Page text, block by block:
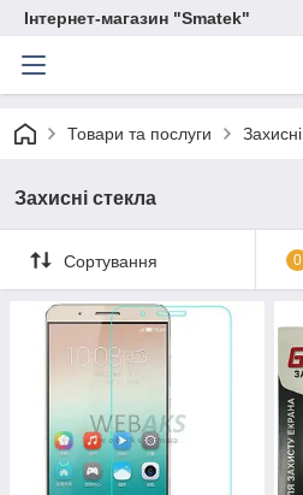
Інтернет-магазин "Smatek"
Товари та послуги
Захисні стекла
Сортування 0